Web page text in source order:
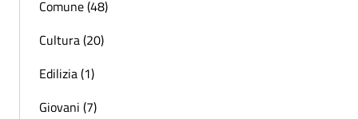
Comune (48)
Cultura (20)
Edilizia (1)
Giovani (7)